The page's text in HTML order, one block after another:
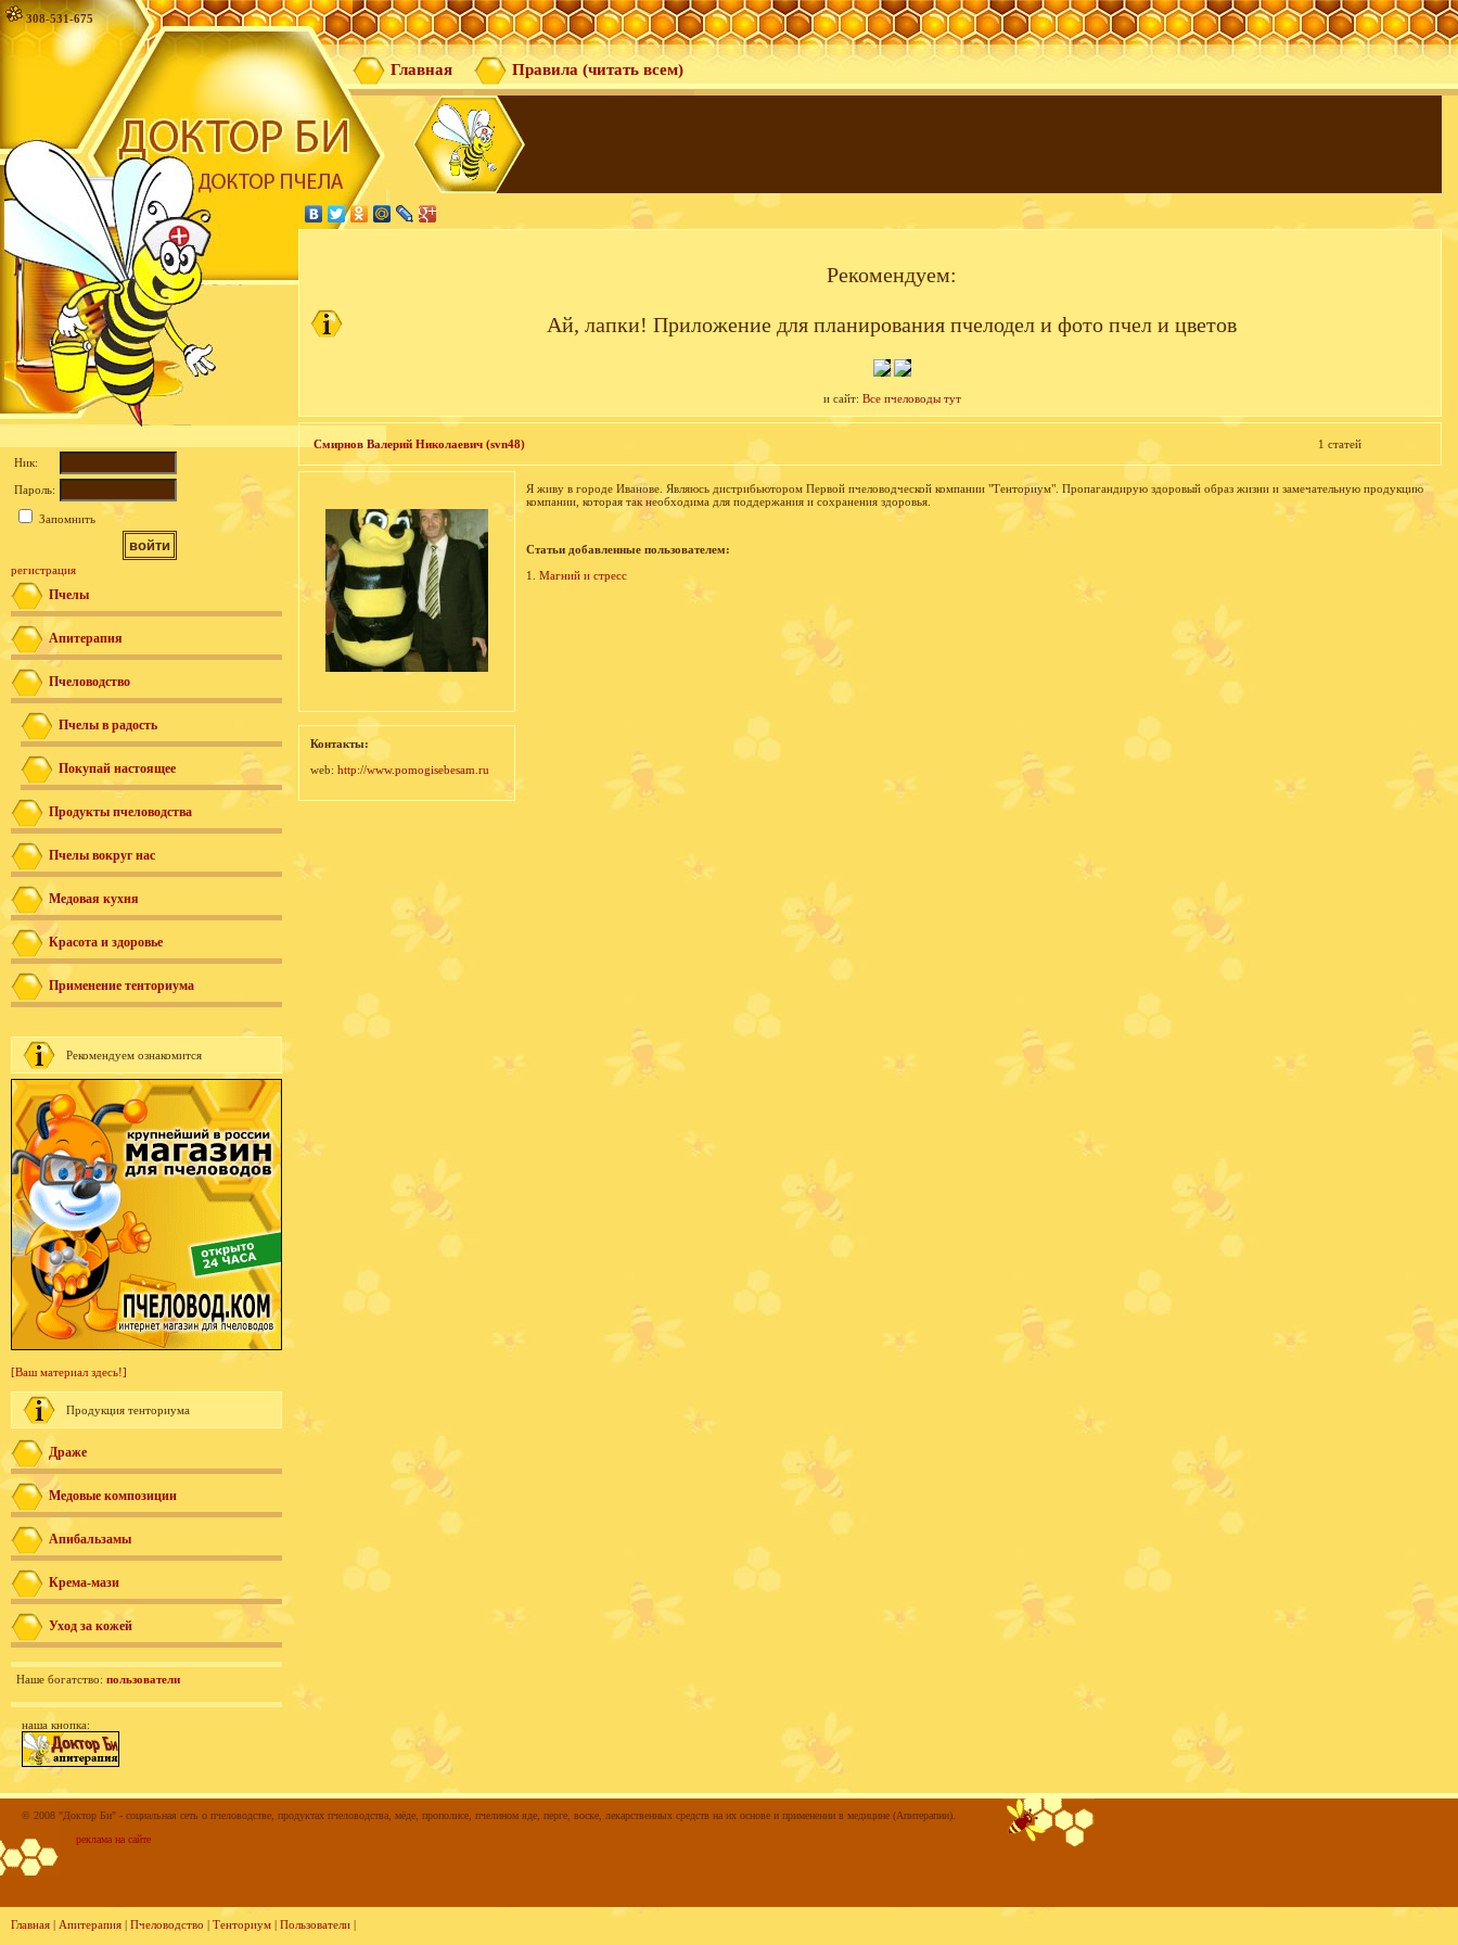
308-531-675
Главная Правила (читать всем)
Ник:
Пароль:
Запомнить
регистрация
Пчелы
Апитерапия
Пчеловодство
Пчелы в радость
Покупай настоящее
Продукты пчеловодства
Пчелы вокруг нас
Медовая кухня
Красота и здоровье
Применение тенториума
Рекомендуем ознакомится
[Ваш материал здесь!]
Продукция тенториума
Драже
Медовые композиции
Апибальзамы
Крема-мази
Уход за кожей
Наше богатство: пользователи
наша кнопка:
Рекомендуем:
Ай, лапки! Приложение для планирования пчелодел и фото пчел и цветов
и сайт: Все пчеловоды тут
Смирнов Валерий Николаевич (svn48) 1 статей
Контакты:
web: http://www.pomogisebesam.ru
Я живу в городе Иванове. Являюсь дистрибьютором Первой пчеловодческой компании "Тенториум". Пропагандирую здоровый образ жизни и замечательную продукцию
компании, которая так необходима для поддержания и сохранения здоровья.
Статьи добавленные пользователем:
1. Магний и стресс
© 2008 "Доктор Би" - социальная сеть о пчеловодстве, продуктах пчеловодства, мёде, прополисе, пчелином яде, перге, воске, лекарственных средств на их основе и применении в медицине (Апитерапии).
реклама на сайте
Главная | Апитерапия | Пчеловодство | Тенториум | Пользователи |